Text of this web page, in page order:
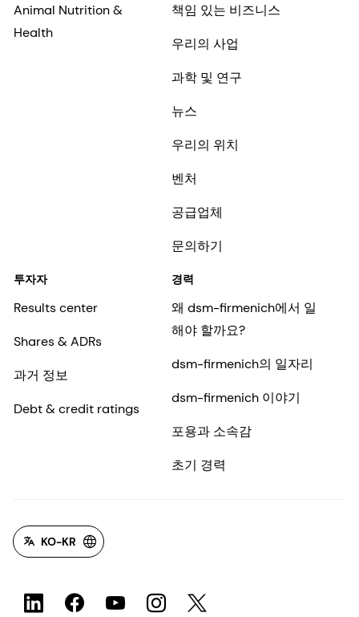
Animal Nutrition &
Health
책임 있는 비즈니스
우리의 사업
과학 및 연구
뉴스
우리의 위치
벤처
공급업체
문의하기
투자자
Results center
Shares & ADRs
과거 정보
Debt & credit ratings
경력
왜 dsm-firmenich에서 일
해야 할까요?
dsm-firmenich의 일자리
dsm-firmenich 이야기
포용과 소속감
초기 경력
KO-KR